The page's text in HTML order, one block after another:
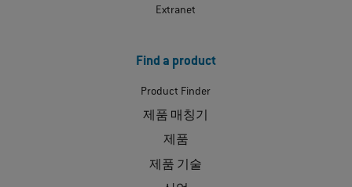
Extranet
Find a product
Product Finder
제품 매칭기
제품
제품 기술